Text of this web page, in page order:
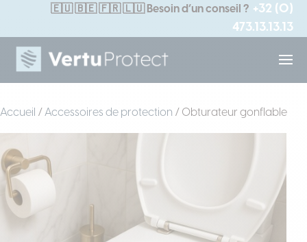
🇪🇺🇧🇪 🇫🇷 🇱🇺 Besoin d’un conseil ? +32 (0)
473.13.13.13
Accueil / Accessoires de protection / Obturateur gonflable